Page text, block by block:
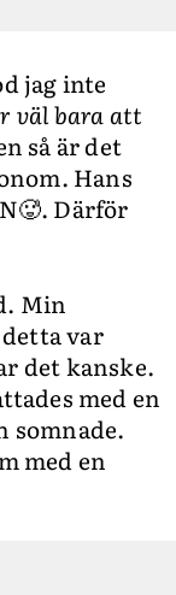
jag inte
väl bara att
så är det
Hans
Därför
Min
var
det kanske.
med en
somnade.
med en